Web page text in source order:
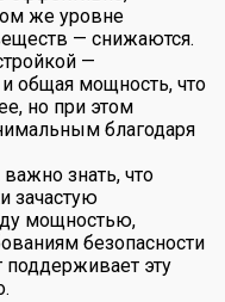
же уровне
— снижаются.
—
общая мощность, что
но при этом
благодаря
знать, что
зачастую
мощностью,
безопасности
поддерживает эту